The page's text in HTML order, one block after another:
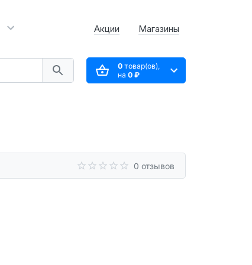
Акции Магазины
0товар(ов),
на 0 ₽
0 отзывов